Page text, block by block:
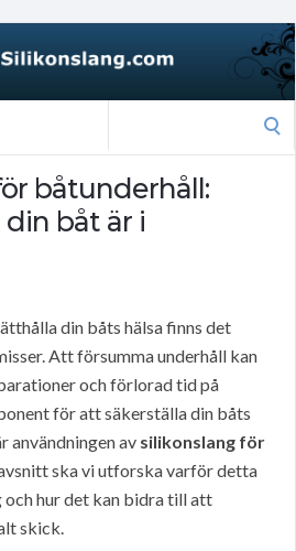
båtunderhåll:
båt är i
din båts hälsa finns det
Att försumma underhåll kan
och förlorad tid på
för att säkerställa din båts
användningen av silikonslang för
ska vi utforska varför detta
hur det kan bidra till att
skick.